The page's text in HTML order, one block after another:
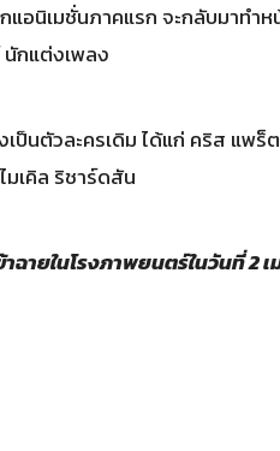
แอนิเมชั่นภาคแรก จะกลับมาทำ
นักแต่งเพลง
นตัวละครเดิม ได้แก่ คริส แพร็
มเคิล ริชาร์ดสัน
ฉายในโรงภาพยนตร์ในวันที่ 2